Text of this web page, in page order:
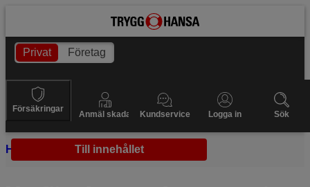
Till innehållet
Privat Företag
Försäkringar
Anmäl skada Kundservice Logga in Sök
Hem Katthälsa Kastrera hankatt